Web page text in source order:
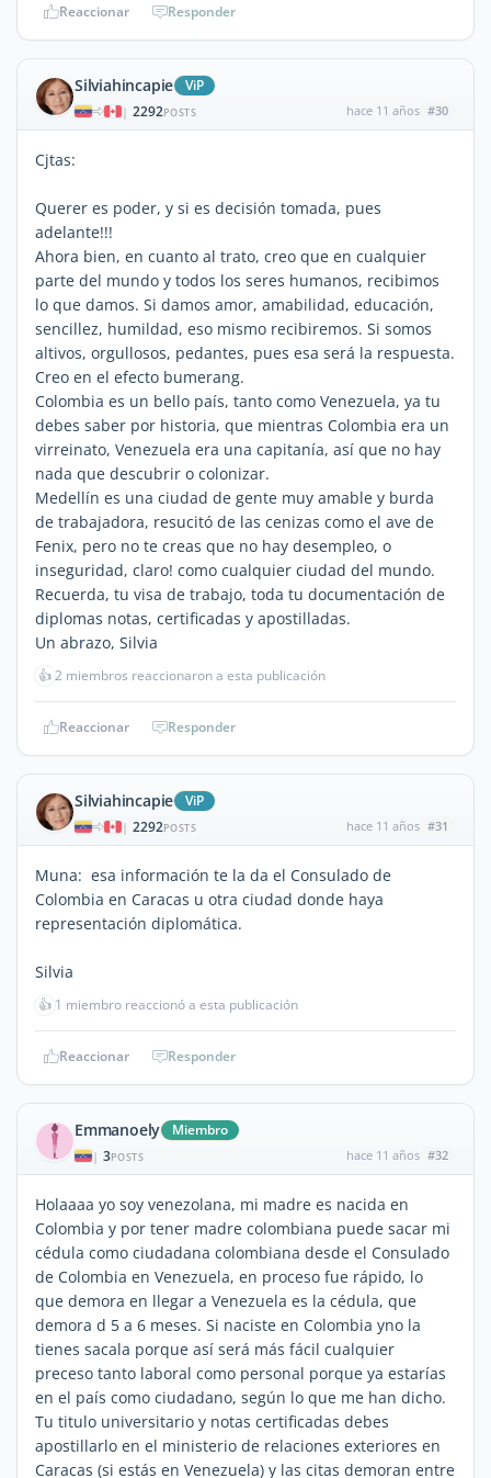
Reaccionar Responder
Silviahincapie ViP
| 2292POSTS hace 11 años #30
Cjtas:
Querer es poder, y si es decisión tomada, pues
adelante!!!
Ahora bien, en cuanto al trato, creo que en cualquier
parte del mundo y todos los seres humanos, recibimos
lo que damos. Si damos amor, amabilidad, educación,
sencillez, humildad, eso mismo recibiremos. Si somos
altivos, orgullosos, pedantes, pues esa será la respuesta.
Creo en el efecto bumerang.
Colombia es un bello país, tanto como Venezuela, ya tu
debes saber por historia, que mientras Colombia era un
virreinato, Venezuela era una capitanía, así que no hay
nada que descubrir o colonizar.
Medellín es una ciudad de gente muy amable y burda
de trabajadora, resucitó de las cenizas como el ave de
Fenix, pero no te creas que no hay desempleo, o
inseguridad, claro! como cualquier ciudad del mundo.
Recuerda, tu visa de trabajo, toda tu documentación de
diplomas notas, certificadas y apostilladas.
Un abrazo, Silvia
👍2 miembros reaccionaron a esta publicación
Reaccionar Responder
Silviahincapie ViP
| 2292POSTS hace 11 años #31
Muna: esa información te la da el Consulado de
Colombia en Caracas u otra ciudad donde haya
representación diplomática.
Silvia
👍 1 miembro reaccionó a esta publicación
Reaccionar Responder
Emmanoely Miembro
| 3POSTS hace 11 años #32
Holaaaa yo soy venezolana, mi madre es nacida en
Colombia y por tener madre colombiana puede sacar mi
cédula como ciudadana colombiana desde el Consulado
de Colombia en Venezuela, en proceso fue rápido, lo
que demora en llegar a Venezuela es la cédula, que
demora d 5 a 6 meses. Si naciste en Colombia yno la
tienes sacala porque así será más fácil cualquier
preceso tanto laboral como personal porque ya estarías
en el país como ciudadano, según lo que me han dicho.
Tu titulo universitario y notas certificadas debes
apostillarlo en el ministerio de relaciones exteriores en
Caracas (si estás en Venezuela) y las citas demoran entre